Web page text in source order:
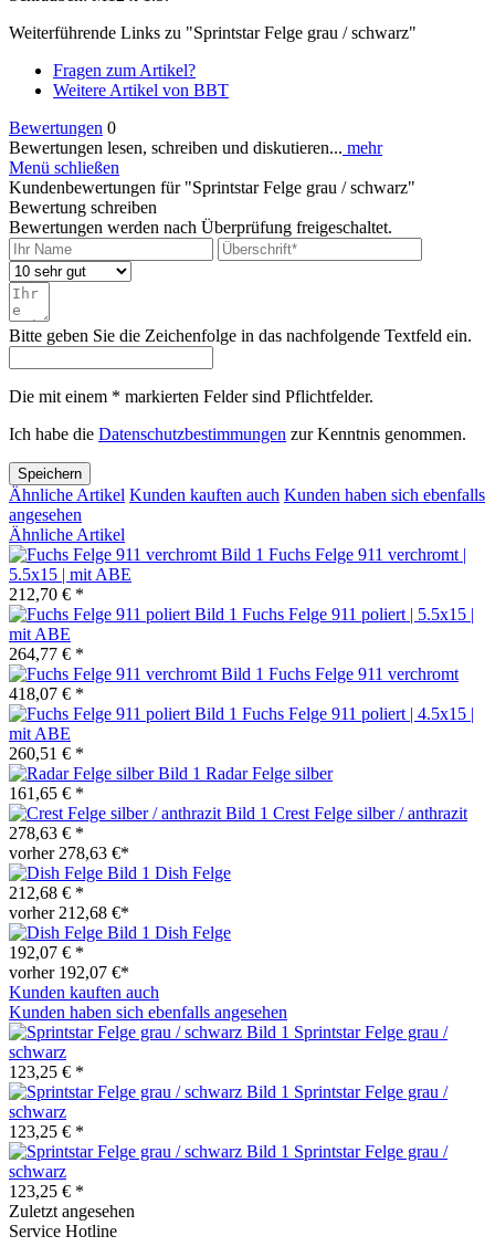
Weiterführende Links zu "Sprintstar Felge grau / schwarz"
Fragen zum Artikel?
Weitere Artikel von BBT
Bewertungen 0
Bewertungen lesen, schreiben und diskutieren... mehr
Menü schließen
Kundenbewertungen für "Sprintstar Felge grau / schwarz"
Bewertung schreiben
Bewertungen werden nach Überprüfung freigeschaltet.
Bitte geben Sie die Zeichenfolge in das nachfolgende Textfeld ein.
Die mit einem * markierten Felder sind Pflichtfelder.
Ich habe die Datenschutzbestimmungen zur Kenntnis genommen.
Speichern
Ähnliche Artikel Kunden kauften auch Kunden haben sich ebenfalls
angesehen
Ähnliche Artikel
Fuchs Felge 911 verchromt |
5.5x15 | mit ABE
212,70 € *
Fuchs Felge 911 poliert | 5.5x15 |
mit ABE
264,77 € *
Fuchs Felge 911 verchromt
418,07 € *
Fuchs Felge 911 poliert | 4.5x15 |
mit ABE
260,51 € *
Radar Felge silber
161,65 € *
Crest Felge silber / anthrazit
278,63 € *
vorher 278,63 €*
Dish Felge
212,68 € *
vorher 212,68 €*
Dish Felge
192,07 € *
vorher 192,07 €*
Kunden kauften auch
Kunden haben sich ebenfalls angesehen
Sprintstar Felge grau /
schwarz
123,25 € *
Sprintstar Felge grau /
schwarz
123,25 € *
Sprintstar Felge grau /
schwarz
123,25 € *
Zuletzt angesehen
Service Hotline